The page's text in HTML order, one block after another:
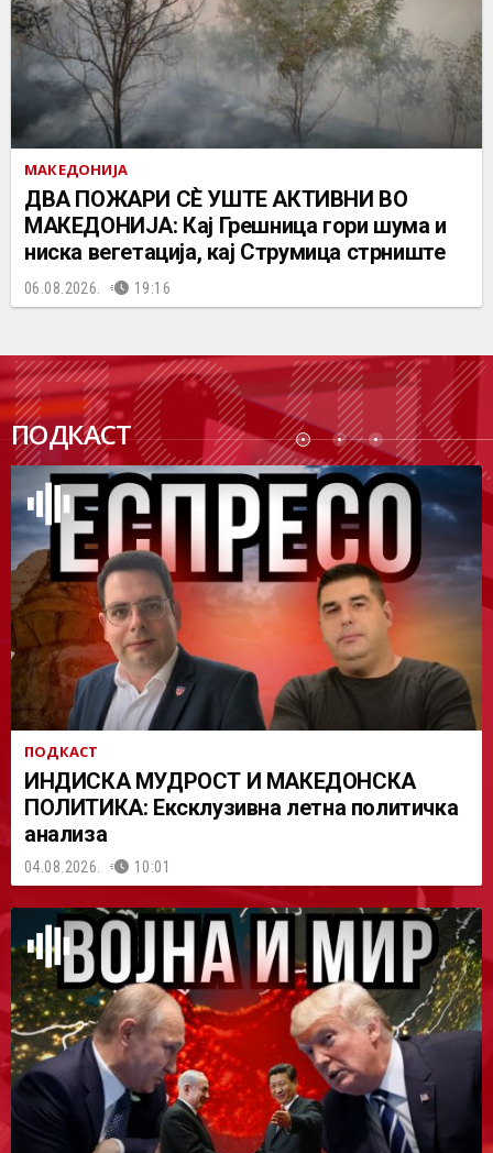
МАКЕДОНИЈА
ДВА ПОЖАРИ СÈ УШТЕ АКТИВНИ ВО
МАКЕДОНИЈА: Кај Грешница гори шума и
ниска вегетација, кај Струмица стрниште
06.08.2026. 19:16
ПОДКАСТ
ПОДК
АСТ
ПОДКАСТ
ИНДИСКА МУДРОСТ И МАКЕДОНСКА
ПОЛИТИКА: Ексклузивна летна политичка
анализа
04.08.2026. 10:01